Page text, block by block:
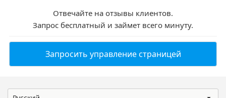
Отвечайте на отзывы клиентов.
Запрос бесплатный и займет всего минуту.
Запросить управление страницей